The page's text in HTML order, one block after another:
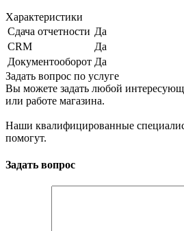
Характеристики
Сдача отчетности Да
CRM
Да
Документооборот Да
Задать вопрос по услуге
Вы можете задать любой
или работе магазина.
Наши квалифицированные
помогут.
Задать вопрос